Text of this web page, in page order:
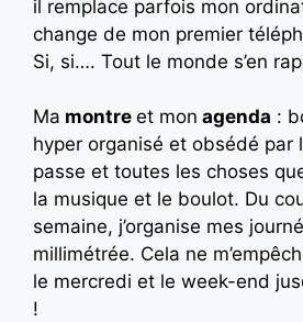
il remplace parfois mon
change de mon premier
Si, si…. Tout le monde s’en
Ma montre et mon agenda :
hyper organisé et obsédé par
passe et toutes les choses
la musique et le boulot. Du
semaine, j’organise mes
millimétrée. Cela ne
le mercredi et le week-end
!